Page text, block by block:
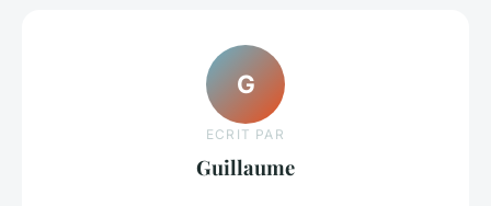
G
ECRIT PAR
Guillaume